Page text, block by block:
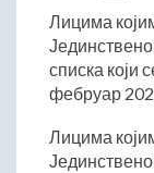
Приватно
Бирачки списак
Лицима
списка који
фебруар
Лицима